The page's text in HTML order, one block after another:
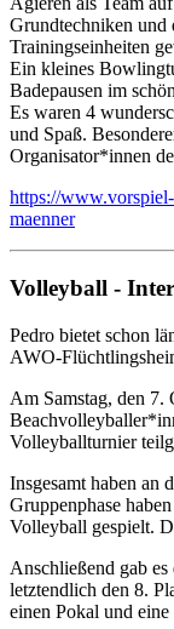
Grundtechniken und
Trainingseinheiten
Ein kleines
Badepausen im
Es waren 4
und Spaß.
Organisator*innen
https://
maenner
Volleyball -
Pedro bietet schon
AWO-
Am Samstag, den 7.
Volleyballturnier
Insgesamt haben an
Gruppenphase
Volleyball gespielt.
Anschließend gab
letztendlich den 8.
einen Pokal und